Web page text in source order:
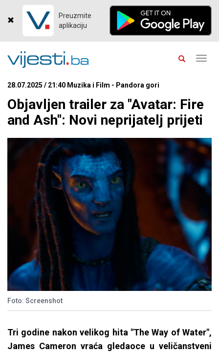
Preuzmite
aplikaciju
28.07.2025 / 21:40 Muzika i Film - Pandora gori
Objavljen trailer za "Avatar: Fire
and Ash": Novi neprijatelj prijeti
Foto: Screenshot
Tri godine nakon velikog hita "The Way of Water",
James Cameron vraća gledaoce u veličanstveni